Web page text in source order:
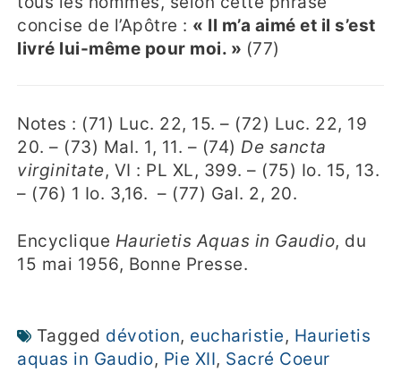
concise de l’Apôtre : « Il m’a aimé et il s’est
livré lui-même pour moi. » (77)
Notes : (71) Luc. 22, 15. – (72) Luc. 22, 19
20. – (73) Mal. 1, 11. – (74) De sancta
virginitate, VI : PL XL, 399. – (75) Io. 15, 13.
– (76) 1 Io. 3,16. – (77) Gal. 2, 20.
Encyclique Haurietis Aquas in Gaudio, du
15 mai 1956, Bonne Presse.
Tagged dévotion, eucharistie, Haurietis
aquas in Gaudio, Pie XII, Sacré Coeur